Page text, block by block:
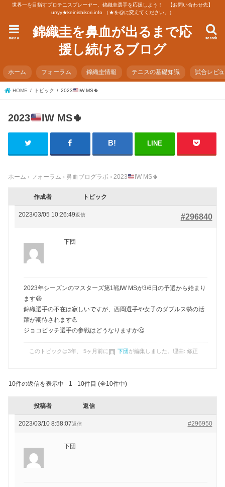
世界一を目指すプロテニスプレーヤー、錦織圭選手を応援しよう！ 【お問い合わせ先】
urryy★keinishikori.info （★を@に変えてください。）
錦織圭を鼻血が出るまで応
援し続けるブログ
search
menu
ホーム フォーラム 錦織圭情報 テニスの基礎知識 試合レビ
HOME トピック 2023 IW MS🌵
2023 IW MS🌵
LINE
ホーム › フォーラム › 鼻血ブログラボ › 2023 IW MS🌵
作成者 トピック
2023/03/05 10:26:49 #296840
返信
下団
2023年シーズンのマスターズ第1戦IW MSが3/6日の予選から始まり
ます😀
錦織選手の不在は寂しいですが、西岡選手や女子のダブルス勢の活
躍が期待されます💪
ジョコビッチ選手の参戦はどうなりますか🤔
このトピックは3年、 5ヶ月前に 下団が編集しました。理由: 修正
10件の返信を表示中 - 1 - 10件目 (全10件中)
投稿者 返信
2023/03/10 8:58:07 #296950
返信
下団